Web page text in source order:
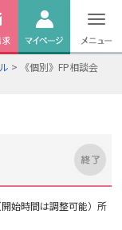
料
ログイン
> 《個別》FP相談会
始時間は調整可能）所